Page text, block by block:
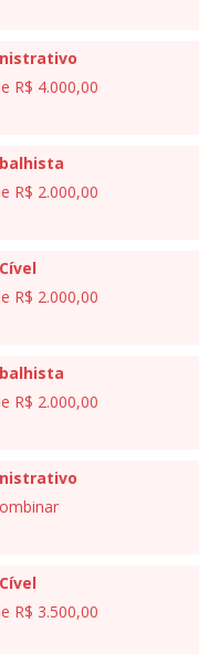
R$ 4.000,00
R$ 2.000,00
Cível
R$ 2.000,00
R$ 2.000,00
Cível
R$ 3.500,00